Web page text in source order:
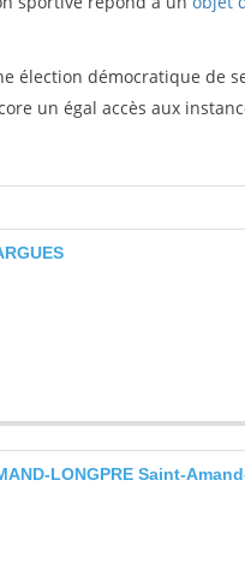
élection démocratique de
un égal accès aux
LONGPRE Saint-